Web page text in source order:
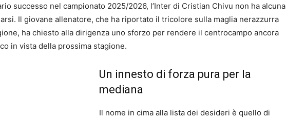
successo nel campionato 2025/2026, l’Inter di Cristian Chivu non ha alcuna
Il giovane allenatore, che ha riportato il tricolore sulla maglia nerazzurra
ha chiesto alla dirigenza uno sforzo per rendere il centrocampo ancora
in vista della prossima stagione.
Un innesto di forza pura per la
mediana
Il nome in cima alla lista dei desideri è quello di